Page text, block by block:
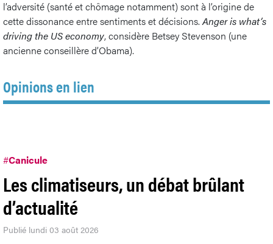
l’adversité (santé et chômage notamment) sont à l’origine de
cette dissonance entre sentiments et décisions.Anger is what’s
driving the US economy, considère Betsey Stevenson (une
ancienne conseillère d’Obama).
Opinions en lien
#Canicule
Les climatiseurs, un débat brûlant
d’actualité
Publié lundi 03 août 2026